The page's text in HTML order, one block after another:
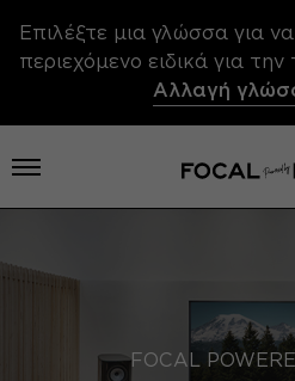
Επιλέξτε μια γλώσσα για
περιεχόμενο ειδικά για
Αλλαγή
Άνοιγμα μενού
FOCAL